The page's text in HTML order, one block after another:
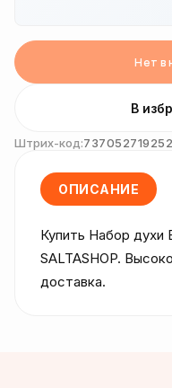
Нет в
В
Штрих-код:737052719252
ОПИСАНИЕ
Купить Набор духи
SALTASHOP.
доставка.